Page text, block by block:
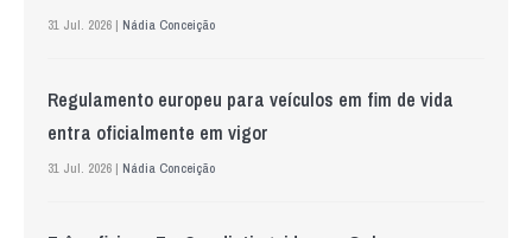
31 Jul. 2026 | Nádia Conceição
Regulamento europeu para veículos em fim de vida
entra oficialmente em vigor
31 Jul. 2026 | Nádia Conceição